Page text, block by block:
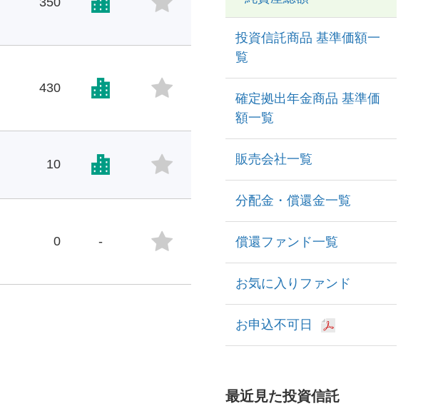
430
10
0 -
投資信託商品 基準価額一
覧
確定拠出年金商品 基準価
額一覧
販売会社一覧
分配金・償還金一覧
償還ファンド一覧
お気に入りファンド
お申込不可日
最近見た投資信託